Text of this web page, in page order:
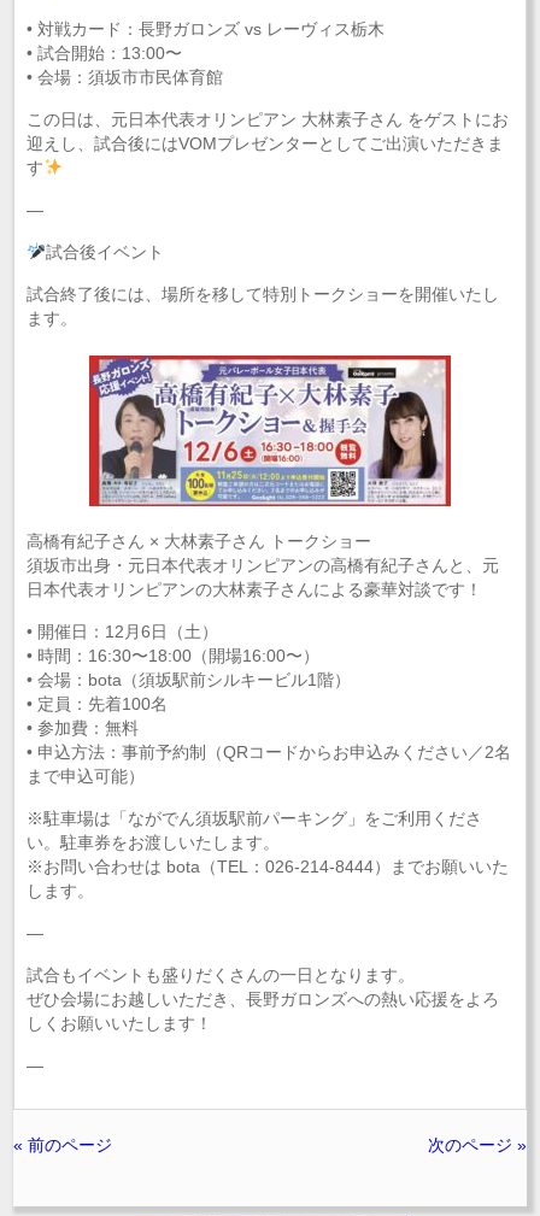
• 対戦カード：長野ガロンズ vs レーヴィス栃木
• 試合開始：13:00〜
• 会場：須坂市市民体育館
この日は、元日本代表オリンピアン 大林素子さん をゲストにお
迎えし、試合後にはVOMプレゼンターとしてご出演いただきま
す
—
試合後イベント
試合終了後には、場所を移して特別トークショーを開催いたし
ます。
高橋有紀子さん × 大林素子さん トークショー
須坂市出身・元日本代表オリンピアンの高橋有紀子さんと、元
日本代表オリンピアンの大林素子さんによる豪華対談です！
• 開催日：12月6日（土）
• 時間：16:30〜18:00（開場16:00〜）
• 会場：bota（須坂駅前シルキービル1階）
• 定員：先着100名
• 参加費：無料
• 申込方法：事前予約制（QRコードからお申込みください／2名
まで申込可能）
※駐車場は「ながでん須坂駅前パーキング」をご利用くださ
い。駐車券をお渡しいたします。
※お問い合わせは bota（TEL：026-214-8444）までお願いいた
します。
—
試合もイベントも盛りだくさんの一日となります。
ぜひ会場にお越しいただき、長野ガロンズへの熱い応援をよろ
しくお願いいたします！
—
« 前のページ 次のページ »